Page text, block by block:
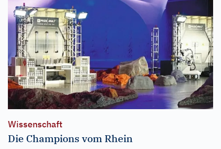
Wissenschaft
Die Champions vom Rhein